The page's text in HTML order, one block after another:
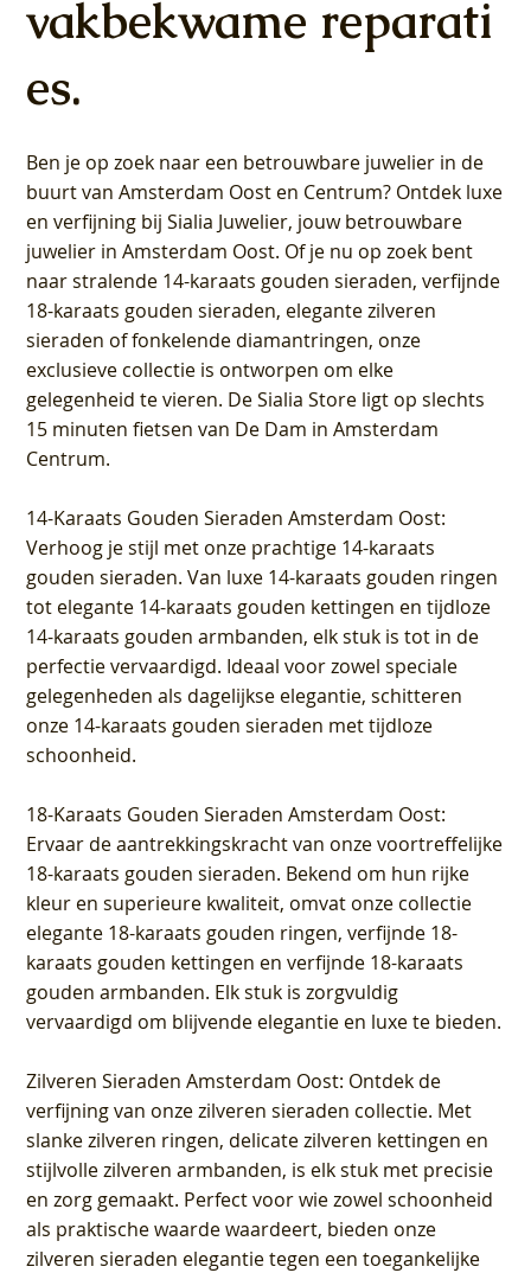
vakbekwame reparati
es.
Ben je op zoek naar een betrouwbare juwelier in de
buurt van Amsterdam Oost en Centrum? Ontdek luxe
en verfijning bij Sialia Juwelier, jouw betrouwbare
juwelier in Amsterdam Oost. Of je nu op zoek bent
naar stralende 14-karaats gouden sieraden, verfijnde
18-karaats gouden sieraden, elegante zilveren
sieraden of fonkelende diamantringen, onze
exclusieve collectie is ontworpen om elke
gelegenheid te vieren. De Sialia Store ligt op slechts
15 minuten fietsen van De Dam in Amsterdam
Centrum.
14-Karaats Gouden Sieraden Amsterdam Oost:
Verhoog je stijl met onze prachtige 14-karaats
gouden sieraden. Van luxe 14-karaats gouden ringen
tot elegante 14-karaats gouden kettingen en tijdloze
14-karaats gouden armbanden, elk stuk is tot in de
perfectie vervaardigd. Ideaal voor zowel speciale
gelegenheden als dagelijkse elegantie, schitteren
onze 14-karaats gouden sieraden met tijdloze
schoonheid.
18-Karaats Gouden Sieraden Amsterdam Oost:
Ervaar de aantrekkingskracht van onze voortreffelijke
18-karaats gouden sieraden. Bekend om hun rijke
kleur en superieure kwaliteit, omvat onze collectie
elegante 18-karaats gouden ringen, verfijnde 18-
karaats gouden kettingen en verfijnde 18-karaats
gouden armbanden. Elk stuk is zorgvuldig
vervaardigd om blijvende elegantie en luxe te bieden.
Zilveren Sieraden Amsterdam Oost: Ontdek de
verfijning van onze zilveren sieraden collectie. Met
slanke zilveren ringen, delicate zilveren kettingen en
stijlvolle zilveren armbanden, is elk stuk met precisie
en zorg gemaakt. Perfect voor wie zowel schoonheid
als praktische waarde waardeert, bieden onze
zilveren sieraden elegantie tegen een toegankelijke